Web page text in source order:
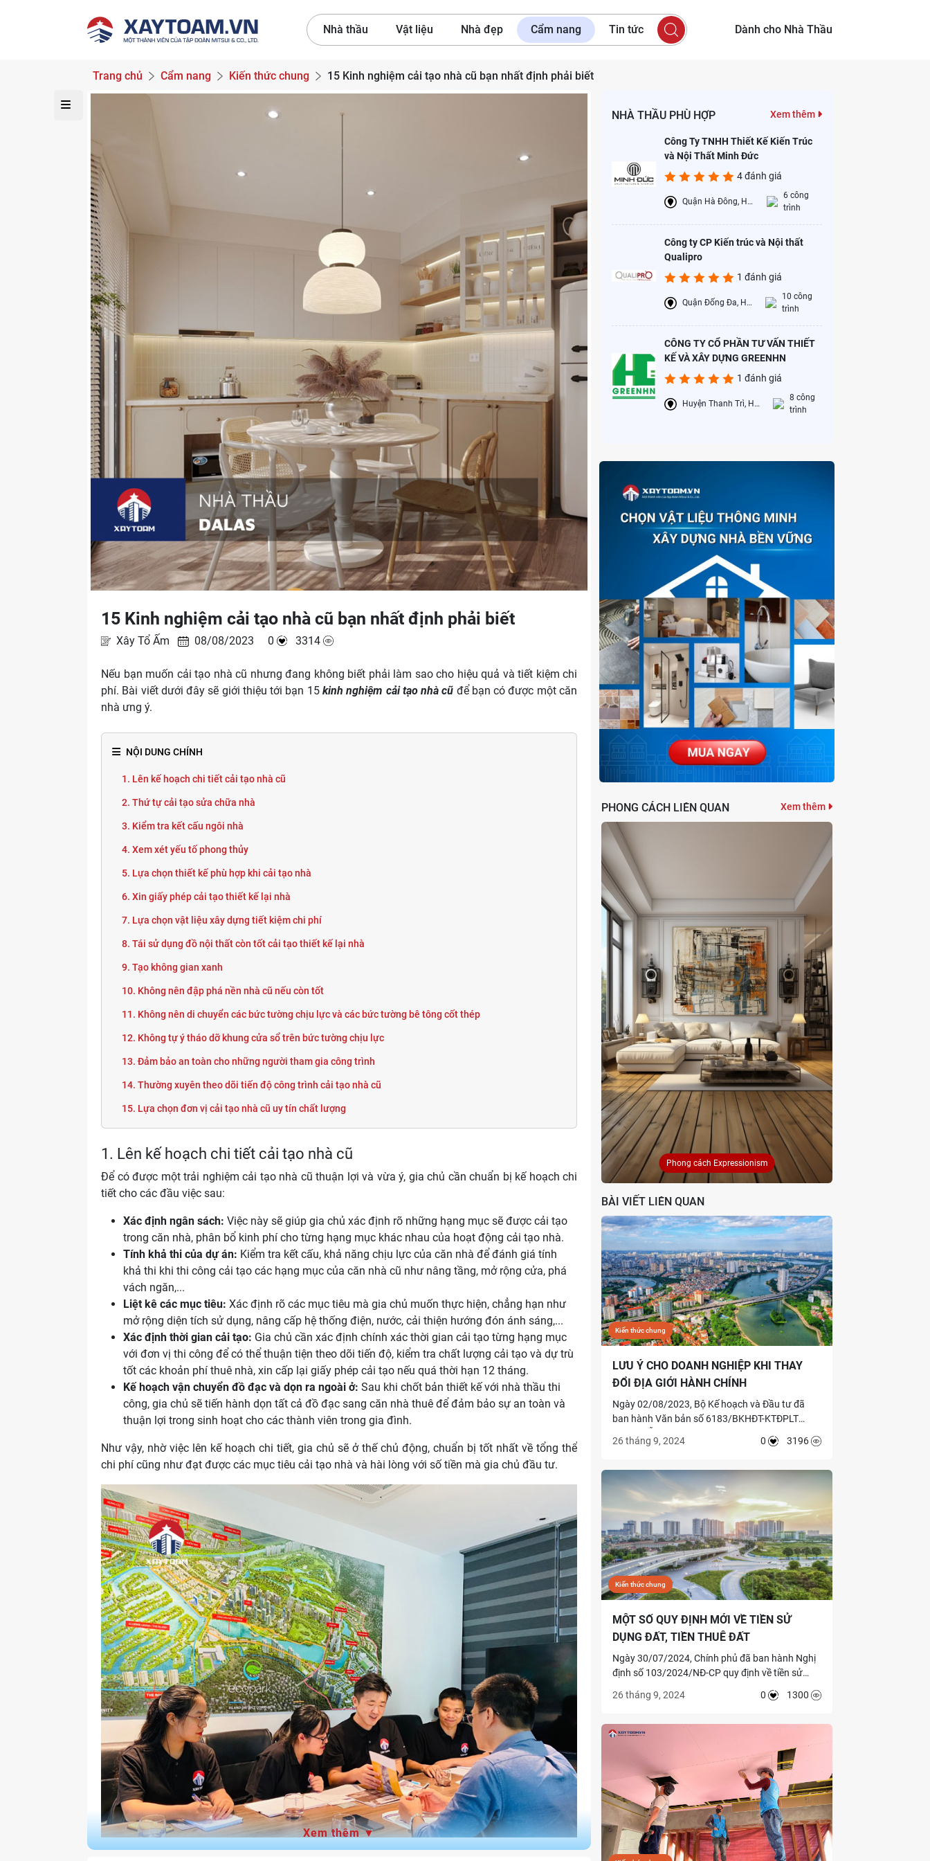
Nhà thầu Vật liệu Nhà đẹp Cẩm nang Tin tức Dành cho Nhà Thầu
Trang chủ Cẩm nang Kiến thức chung 15 Kinh nghiệm cải tạo nhà cũ bạn nhất định phải biết
15 Kinh nghiệm cải tạo nhà cũ bạn nhất định phải biết
Xây Tổ Ấm 08/08/2023 0 3314
Nếu bạn muốn cải tạo nhà cũ nhưng đang không biết phải làm sao cho hiệu quả và tiết kiệm chi
phí. Bài viết dưới đây sẽ giới thiệu tới bạn 15 kinh nghiệm cải tạo nhà cũ để bạn có được một căn
nhà ưng ý.
NỘI DUNG CHÍNH
1. Lên kế hoạch chi tiết cải tạo nhà cũ
2. Thứ tự cải tạo sửa chữa nhà
3. Kiểm tra kết cấu ngôi nhà
4. Xem xét yếu tố phong thủy
5. Lựa chọn thiết kế phù hợp khi cải tạo nhà
6. Xin giấy phép cải tạo thiết kế lại nhà
7. Lựa chọn vật liệu xây dựng tiết kiệm chi phí
8. Tái sử dụng đồ nội thất còn tốt cải tạo thiết kế lại nhà
9. Tạo không gian xanh
10. Không nên đập phá nền nhà cũ nếu còn tốt
11. Không nên di chuyển các bức tường chịu lực và các bức tường bê tông cốt thép
12. Không tự ý tháo dỡ khung cửa sổ trên bức tường chịu lực
13. Đảm bảo an toàn cho những người tham gia công trình
14. Thường xuyên theo dõi tiến độ công trình cải tạo nhà cũ
15. Lựa chọn đơn vị cải tạo nhà cũ uy tín chất lượng
1. Lên kế hoạch chi tiết cải tạo nhà cũ
Để có được một trải nghiệm cải tạo nhà cũ thuận lợi và vừa ý, gia chủ cần chuẩn bị kế hoạch chi
tiết cho các đầu việc sau:
Xác định ngân sách: Việc này sẽ giúp gia chủ xác định rõ những hạng mục sẽ được cải tạo
trong căn nhà, phân bổ kinh phí cho từng hạng mục khác nhau của hoạt động cải tạo nhà.
Tính khả thi của dự án: Kiểm tra kết cấu, khả năng chịu lực của căn nhà để đánh giá tính
khả thi khi thi công cải tạo các hạng mục của căn nhà cũ như nâng tầng, mở rộng cửa, phá
vách ngăn,...
Liệt kê các mục tiêu: Xác định rõ các mục tiêu mà gia chủ muốn thực hiện, chẳng hạn như
mở rộng diện tích sử dụng, nâng cấp hệ thống điện, nước, cải thiện hướng đón ánh sáng,...
Xác định thời gian cải tạo: Gia chủ cần xác định chính xác thời gian cải tạo từng hạng mục
với đơn vị thi công để có thể thuận tiện theo dõi tiến độ, kiểm tra chất lượng cải tạo và dự trù
tốt các khoản phí thuê nhà, xin cấp lại giấy phép cải tạo nếu quá thời hạn 12 tháng.
Kế hoạch vận chuyển đồ đạc và dọn ra ngoài ở: Sau khi chốt bản thiết kế với nhà thầu thi
công, gia chủ sẽ tiến hành dọn tất cả đồ đạc sang căn nhà thuê để đảm bảo sự an toàn và
thuận lợi trong sinh hoạt cho các thành viên trong gia đình.
Như vậy, nhờ việc lên kế hoạch chi tiết, gia chủ sẽ ở thế chủ động, chuẩn bị tốt nhất về tổng thể
chi phí cũng như đạt được các mục tiêu cải tạo nhà và hài lòng với số tiền mà gia chủ đầu tư.
Xem thêm ▼
NHÀ THẦU PHÙ HỢP Xem thêm
Công Ty TNHH Thiết Kế Kiến Trúc
và Nội Thất Minh Đức
4 đánh giá
Quận Hà Đông, Hà Nội
6 công
trình
Công ty CP Kiến trúc và Nội thất
Qualipro
1 đánh giá
Quận Đống Đa, Hà Nội
10 công
trình
CÔNG TY CỔ PHẦN TƯ VẤN THIẾT
KẾ VÀ XÂY DỰNG GREENHN
1 đánh giá
Huyện Thanh Trì, Hà Nội
8 công
trình
PHONG CÁCH LIÊN QUAN Xem thêm
Phong cách Expressionism
BÀI VIẾT LIÊN QUAN
Kiến thức chung
LƯU Ý CHO DOANH NGHIỆP KHI THAY
ĐỔI ĐỊA GIỚI HÀNH CHÍNH
Ngày 02/08/2023, Bộ Kế hoạch và Đầu tư đã
ban hành Văn bản số 6183/BKHĐT-KTĐPLT
hiện sắp xếp đơn vị hành chính cấp huyện, cấp
nghiệp cần lưu ý về việc thực hiện điều chỉnh
Giấy chứng nhận đăng ký đầu tư và Giấy chứng
nhận đăng ký doanh nghiệp như sau.
26 tháng 9, 2024 0 3196
Kiến thức chung
MỘT SỐ QUY ĐỊNH MỚI VỀ TIỀN SỬ
DỤNG ĐẤT, TIỀN THUÊ ĐẤT
Ngày 30/07/2024, Chính phủ đã ban hành Nghị
định số 103/2024/NĐ-CP quy định về tiền sử
định 103 có hiệu lực từ ngày 01/08/2024 và có
26 tháng 9, 2024 0 1300